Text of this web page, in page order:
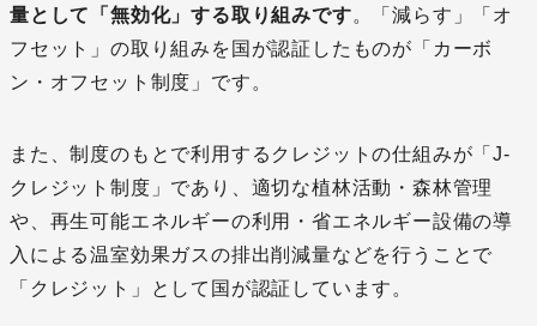
量として「無効化」する取り組みです。「減らす」「オ
フセット」の取り組みを国が認証したものが「カーボ
ン・オフセット制度」です。
また、制度のもとで利用するクレジットの仕組みが「J-
クレジット制度」であり、適切な植林活動・森林管理
や、再生可能エネルギーの利用・省エネルギー設備の導
入による温室効果ガスの排出削減量などを行うことで
「クレジット」として国が認証しています。